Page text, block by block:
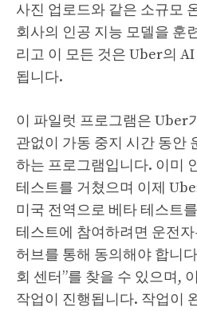
사진 업로드와 같은 소규모
회사의 인공 지능 모델을 훈
리고 이 모든 것은 Uber의
됩니다.
이 파일럿 프로그램은 Uber
관없이 가동 중지 시간 동안
하는 프로그램입니다. 이미
테스트를 거쳤으며 이제
미국 전역으로 베타 테스트
테스트에 참여하려면 운전
허브를 통해 동의해야 합니
회 센터”를 찾을 수 있으며,
작업이 진행됩니다. 작업이